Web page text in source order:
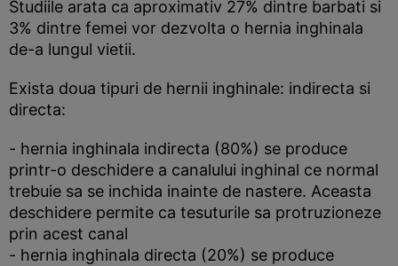
Studiile arata ca aproximativ 27% dintre barbati si
3% dintre femei vor dezvolta o hernia inghinala
de-a lungul vietii.
Exista doua tipuri de hernii inghinale: indirecta si
directa:
- hernia inghinala indirecta (80%) se produce
printr-o deschidere a canalului inghinal ce normal
trebuie sa se inchida inainte de nastere. Aceasta
deschidere permite ca tesuturile sa protruzioneze
prin acest canal
- hernia inghinala directa (20%) se produce